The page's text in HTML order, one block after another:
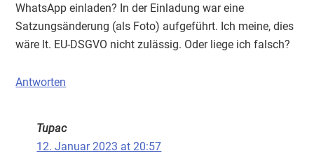
WhatsApp einladen? In der Einladung war eine
Satzungsänderung (als Foto) aufgeführt. Ich meine, dies
wäre lt. EU-DSGVO nicht zulässig. Oder liege ich falsch?
Antworten
Tupac
12. Januar 2023 at 20:57